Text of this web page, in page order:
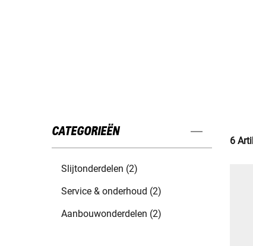
CATEGORIEËN
Slijtonderdelen (2)
Service & onderhoud (2)
Aanbouwonderdelen (2)
6